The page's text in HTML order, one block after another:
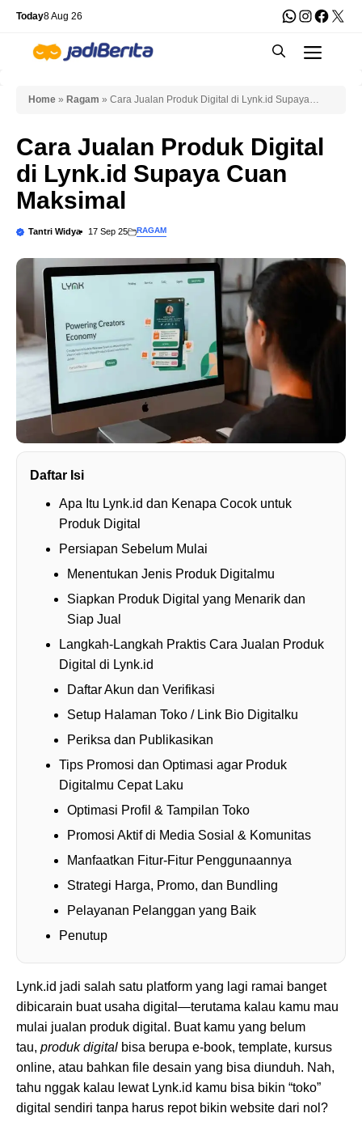
Skip
content
Today8 Aug 26 WhatsApp
X
Home » Ragam » Cara Jualan Produk Digital di Lynk.id Supaya
Cara Jualan Produk Digital
di Lynk.id Supaya Cuan
Maksimal
Tantri Widya 17 Sep 25 RAGAM
Daftar Isi
Apa Itu Lynk.id dan Kenapa Cocok untuk
Produk Digital
Persiapan Sebelum Mulai
Menentukan Jenis Produk Digitalmu
Siapkan Produk Digital yang Menarik dan
Siap Jual
Langkah-Langkah Praktis Cara Jualan Produk
Digital di Lynk.id
Daftar Akun dan Verifikasi
Setup Halaman Toko / Link Bio Digitalku
Periksa dan Publikasikan
Tips Promosi dan Optimasi agar Produk
Digitalmu Cepat Laku
Optimasi Profil & Tampilan Toko
Promosi Aktif di Media Sosial & Komunitas
Manfaatkan Fitur-Fitur Penggunaannya
Strategi Harga, Promo, dan Bundling
Pelayanan Pelanggan yang Baik
Penutup
Lynk.id jadi salah satu platform yang lagi ramai banget
dibicarain buat usaha digital—terutama kalau kamu mau
mulai jualan produk digital. Buat kamu yang belum
tau, produk digital bisa berupa e-book, template, kursus
online, atau bahkan file desain yang bisa diunduh. Nah,
tahu nggak kalau lewat Lynk.id kamu bisa bikin “toko”
digital sendiri tanpa harus repot bikin website dari nol?